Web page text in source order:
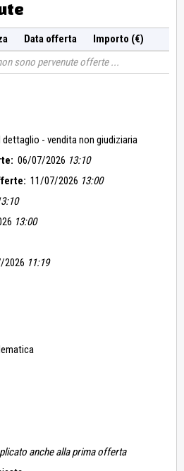
Data offerta
Importo (€)
sono pervenute offerte
dettaglio - vendita non giudiziaria
06/07/2026 13:10
11/07/2026 13:00
13:00
2026 11:19
anche alla prima offerta